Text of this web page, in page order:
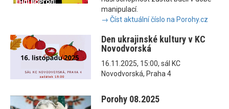
manipulací.
→ Číst aktuální číslo na Porohy.cz
Den ukrajinské kultury v KC
Novodvorská
16.11.2025, 15:00, sál KC
Novodvorská, Praha 4
Porohy 08.2025